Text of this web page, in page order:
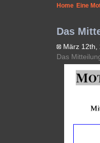
Home Eine
Das
März 12th,
Das